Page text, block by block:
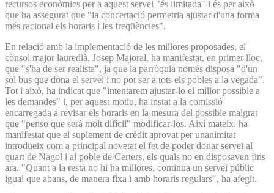
recursos econòmics per a aquest servei "és limitada" i és per això
que ha assegurat que "la concertació permetria ajustar d'una forma
més racional els horaris i les freqüències".
En relació amb la implementació de les millores proposades, el
cònsol major lauredià, Josep Majoral, ha manifestat, en primer lloc,
que "s'ha de ser realista", ja que la parròquia només disposa "d'un
sol bus que dona el servei i no pot ser a tots els pobles a la vegada".
Tot i això, ha indicat que "intentarem ajustar-lo el millor possible a
les demandes" i, per aquest motiu, ha instat a la comissió
encarregada a revisar els horaris en la mesura del possible malgrat
que "penso que serà molt difícil" modificar-los. Així mateix, ha
manifestat que el suplement de crèdit aprovat per unanimitat
introdueix com a principal novetat el fet de poder donar servei al
quart de Nagol i al poble de Certers, els quals no en disposaven fins
ara. "Quant a la resta no hi ha millores, continua un servei públic
igual que abans, de manera fixa i amb horaris regulars", ha afegit.